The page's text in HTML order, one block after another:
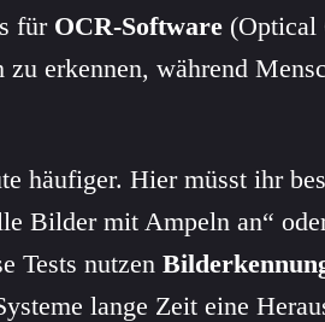
für OCR-Software (Optical
zu erkennen, während
häufiger. Hier müsst ihr
Bilder mit Ampeln an“
Tests nutzen
lange Zeit eine